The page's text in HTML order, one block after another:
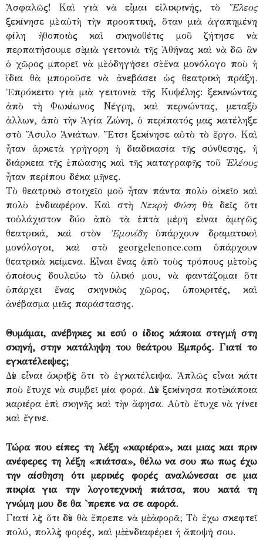
Ἀσφαλῶς! Καὶ γιὰ νὰ εἶμαι εἰλικρινής, τὸ
Ἔλεος
ξεκίνησε μὲ αὐτὴ τὴν προοπτική, ὅταν μιὰ ἀγαπημένη
φίλη ἠθοποιὸς καὶ σκηνοθέτις μοῦ ζήτησε νὰ
περπατήσουμε σὲ μιὰ γειτονιὰ τῆς Ἀθήνας καὶ νὰ δῶ ἂν
ὁ χῶρος μπορεῖ νὰ μὲ ὁδηγήσει σὲ ἕνα μονόλογο ποὺ ἡ
ἴδια θὰ μποροῦσε νὰ ἀνεβάσει ὡς θεατρικὴ πράξη.
Ἐπρόκειτο γιὰ μιὰ γειτονιὰ τῆς Κυψέλης: ξεκινώντας
ἀπὸ τὴ Φωκίωνος Νέγρη, καὶ περνώντας, μεταξὺ
ἀλλων, ἀπὸ τὴν Ἁγία Ζώνη, ὁ περίπατός μας κατέληξε
στὸ Ἄσυλο Ἀνιάτων. Ἔτσι ξεκίνησε αὐτὸ τὸ ἔργο. Καὶ
ἦταν ἀρκετὰ γρήγορη ἡ διαδικασία τῆς σύνθεσης, ἡ
διάρκεια τῆς ἐπώασης καὶ τῆς καταγραφῆς τοῦ Ἐλέους
ἦταν περίπου δέκα μῆνες.
Τὸ θεατρικὸ στοιχεῖο μοῦ ἦταν πάντα πολὺ οἰκεῖο καὶ
πολὺ ἐνδιαφέρον. Καὶ στὴ Νεκρὴ Φύσηθὰ δεῖς ὅτι
τοὐλάχιστον δύο ἀπὸ τὰ ἑπτὰ μέρη εἶναι ἀμιγῶς
θεατρικά, καὶ στὸν
Ἐμονίδηὑπάρχουν δραματικοὶ
μονόλογοι, καὶ στὸ georgelenonce.com ὑπάρχουν
θεατρικὰ κείμενα. Εἶναι ἕνας ἀπὸ τοὺς τρόπους μὲ τοὺς
ὁποίους δουλεύω τὸ ὑλικό μου, νὰ φαντάζομαι ὅτι
ὑπάρχει ἕνας σκηνικὸς χῶρος, ὑποκριτές, καὶ
ἀνέβασμα μιᾶς παράστασης.
Θυμάμαι, ανέβηκες κι εσύ ο ίδιος κάποια στιγμή στη
σκηνή, στην κατάληψη του θεάτρου Εμπρός. Γιατί το
εγκατέλειψες;
Δὲν εἶναι ἀκριβὲς ὅτι τὸ ἐγκατέλειψα. Ἁπλῶς εἶναι κάτι
ποὺ ἔτυχε νὰ συμβεῖ μία φορά. Δὲν ξεκίνησα ποτὲ κάποια
καριέρα ἐπὶ σκηνῆς καὶ τὴν ἄφησα. Αὐτὸ ἔτυχε νὰ γίνει
καὶ ἔγινε.
Τώρα που είπες τη λέξη «καριέρα», και μιας και πριν
ανέφερες τη λέξη «πιάτσα», θέλω να σου πω πως έχω
την αίσθηση ότι μερικές φορές αναλώνεσαι σε μια
πικρία για την λογοτεχνική πιάτσα, που κατά τη
γνώμη μου δε θα `πρεπε να σε αφορά.
Γιατί λὲς ὅτι δὲν θὰ ἔπρεπε νὰ μὲ ἀφορᾶ; Τὸ ἔχω σκεφτεῖ
πολύ, πολλὲς φορές, καὶ μὲ ἐνδιαφέρει ἡ ἄποψή σου.